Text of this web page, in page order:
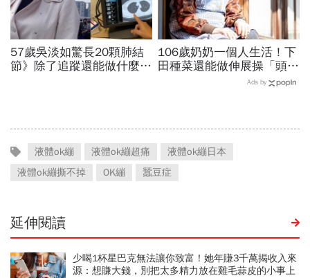
57歲吳淡如驚長20顆肺結
節》除了追蹤還能做什麼？
106歲奶奶一個人生活！下
田種菜還能做伸展操「頭貼
腿」...公開8個健康長壽秘
Ads by
液體ok繃 液體ok繃超痛
液體ok繃日本
液體ok繃撕不掉
OK繃 蠶豆症
延伸閱讀
少喝1杯星巴克無法讓你致富！她年賺3千萬揭收入來
源：想賺大錢，別把太多精力放在雞毛蒜皮的小事上